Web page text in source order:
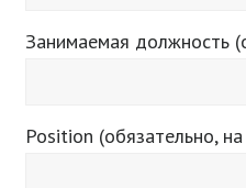
Занимаемая должность
Position (обязательно, на